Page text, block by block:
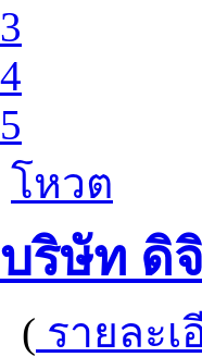
3
4
5
โหวต
บริษัท ดิ
( รายละเ